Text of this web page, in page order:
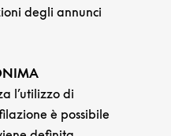
degli annunci
l’utilizzo di
è possibile